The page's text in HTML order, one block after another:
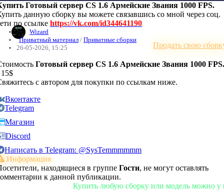
Готовый сервер CS 1.6 Армейские Звания 1000 FPS.
данную сборку вы можете связавшись со мной через соц.
по ссылке https://vk.com/id344641190
Wizard
Приватный материал / Приватные сборки
26-05-2026, 15:25
Продать свою
Готовый сервер CS 1.6 Армейские Звания 1000 FPS.
с автором для покупки по ссылкам ниже.
Вконтакте
Telegram
Магазин
Discord
Написать в Telegram: @SysTemmmmmm
Информация
находящиеся в группе Гости, не могут оставлять
к данной публикации.
Купить любую сборку или модель можно у нас в